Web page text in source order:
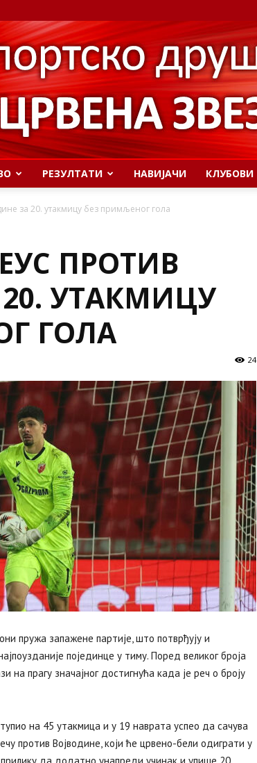
РЕЗУЛТАТИ НАВИЈАЧИ КЛУБОВИ
за 20. утакмицу без примљеног гола
ПРОТИВ
УТАКМИЦУ
ГОЛА
24
пружа запажене партије, што потврђују и
појединце у тиму. Поред великог броја
на прагу значајног достигнућа када је реч о броју
на 45 утакмица и у 19 наврата успео да сачува
против Војводине, који ће црвено-бели одиграти у